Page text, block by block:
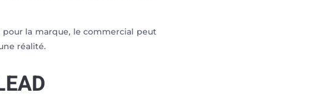
la marque, le commercial peut
réalité.